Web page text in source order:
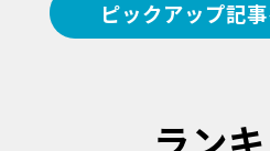
ピックアップ記